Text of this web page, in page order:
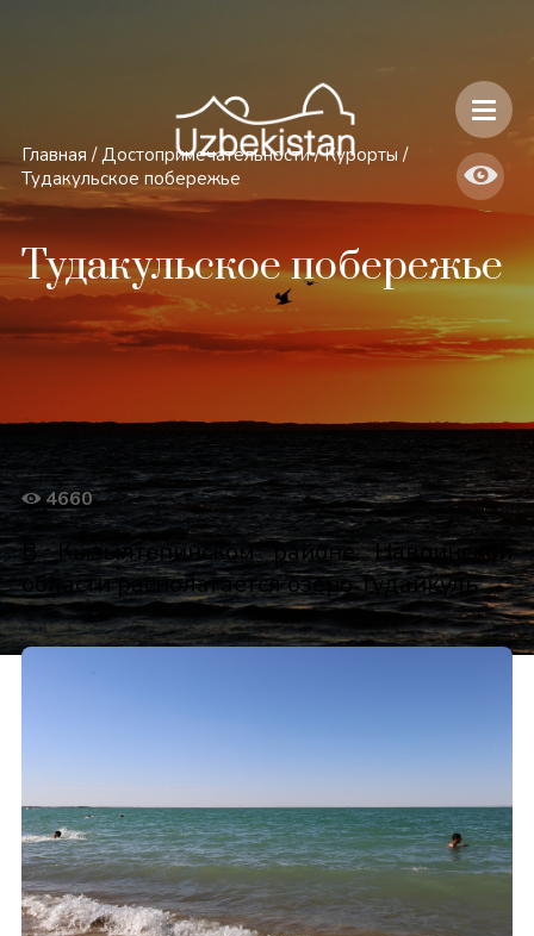
Главная / Достопримечательности / Курорты /
Тудакульское побережье
Тудакульское побережье
4660
В Кызылтепинском районе Навоинской
области располагается озеро Тудайкуль.